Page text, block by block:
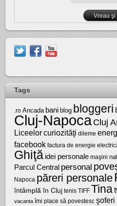
Tags
.ro Ancada bani blog bloggeri
Cluj-NapocaCluj
Liceelorcuriozităţi dileme
facebook factura de energie
Ghiţă idei personale maşini
Parcul Central personal
Napoca păreri personale
întâmplă în Cluj tenis TIFF Tina
vacanta îmi place să povestesc şoferi